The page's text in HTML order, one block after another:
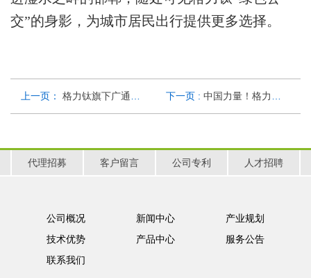
交”的身影，为城市居民出行提供更多选择。
上一页： 格力钛旗下广通汽车荣获“国家知识产权优势企业” 下一页 : 中国力量！格力钛斩获纽伦堡发明展金奖
代理招募 客户留言 公司专利 人才招聘
公司概况 新闻中心
产业规划
技术优势
产品中心
服务公告
联系我们